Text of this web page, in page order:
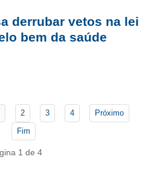
derrubar vetos na lei
bem da saúde
2 3 4
Próximo
Fim
1 de 4